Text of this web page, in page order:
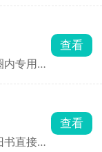
时路况
息，帮
拥堵。
驾驶安
专用工
大数据
涨跌曲
不会被
情。卡
查看
直接扫
查看